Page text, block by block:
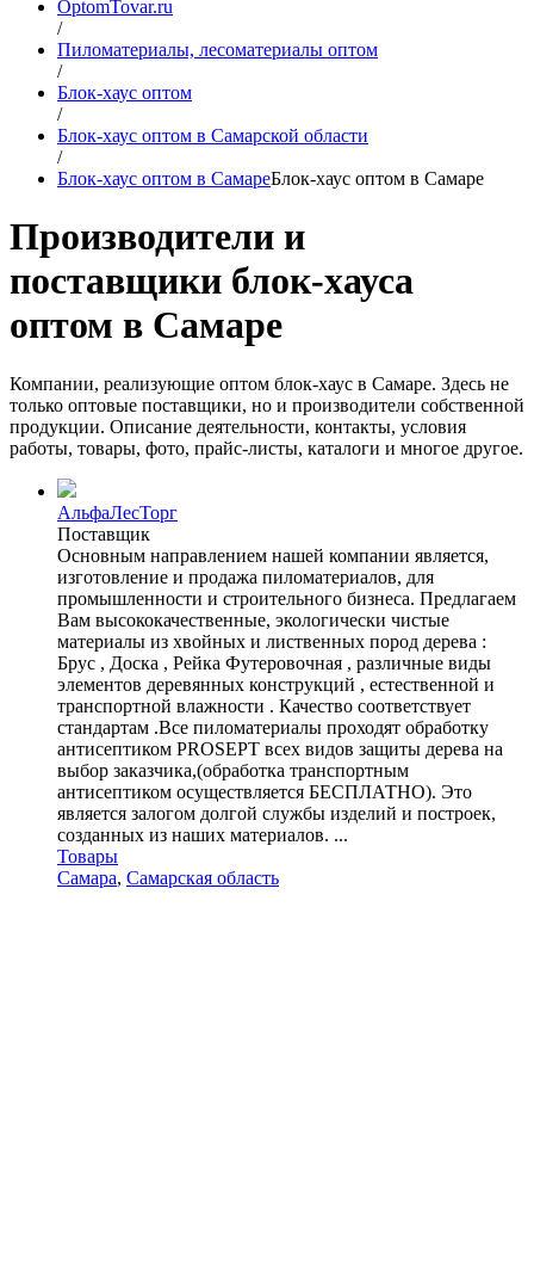
OptomTovar.ru
/
Пиломатериалы, лесоматериалы оптом
/
Блок-хаус оптом
/
Блок-хаус оптом в Самарской области
/
Блок-хаус оптом в СамареБлок-хаус оптом в Самаре
Производители и
поставщики блок-хауса
оптом в Самаре
Компании, реализующие оптом блок-хаус в Самаре. Здесь не
только оптовые поставщики, но и производители собственной
продукции. Описание деятельности, контакты, условия
работы, товары, фото, прайс-листы, каталоги и многое другое.
АльфаЛесТорг
Поставщик
Основным направлением нашей компании является,
изготовление и продажа пиломатериалов, для
промышленности и строительного бизнеса. Предлагаем
Вам высококачественные, экологически чистые
материалы из хвойных и лиственных пород дерева :
Брус , Доска , Рейка Футеровочная , различные виды
элементов деревянных конструкций , естественной и
транспортной влажности . Качество соответствует
стандартам .Все пиломатериалы проходят обработку
антисептиком PROSEPT всех видов защиты дерева на
выбор заказчика,(обработка транспортным
антисептиком осуществляется БЕСПЛАТНО). Это
является залогом долгой службы изделий и построек,
созданных из наших материалов. ...
Товары
Самара, Самарская область